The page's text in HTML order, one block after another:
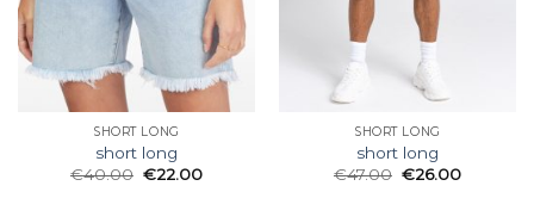
SHORT LONG
short long
€40.00 €22.00
SHORT LONG
short long
€47.00 €26.00